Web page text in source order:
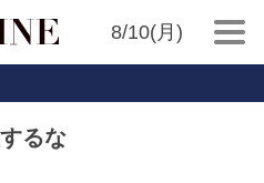
8/10(月)
るな